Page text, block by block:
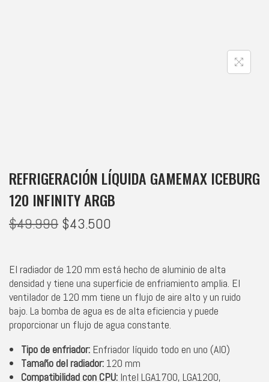
REFRIGERACIÓN LÍQUIDA GAMEMAX ICEBURG
120 INFINITY ARGB
$49.990 $43.500
El radiador de 120 mm está hecho de aluminio de alta
densidad y tiene una superficie de enfriamiento amplia. El
ventilador de 120 mm tiene un flujo de aire alto y un ruido
bajo. La bomba de agua es de alta eficiencia y puede
proporcionar un flujo de agua constante.
Tipo de enfriador: Enfriador líquido todo en uno (AIO)
Tamaño del radiador: 120 mm
Compatibilidad con CPU: Intel LGA1700, LGA1200,